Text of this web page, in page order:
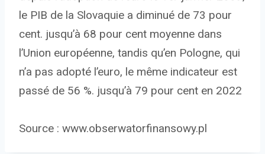
le PIB de la Slovaquie a diminué de 73 pour
cent. jusqu’à 68 pour cent moyenne dans
l’Union européenne, tandis qu’en Pologne, qui
n’a pas adopté l’euro, le même indicateur est
passé de 56 %. jusqu’à 79 pour cent en 2022
Source : www.obserwatorfinansowy.pl